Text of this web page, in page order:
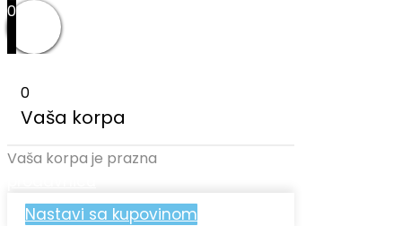
0
0
Vaša korpa
Vaša korpa je prazna
Nastavi sa kupovinom